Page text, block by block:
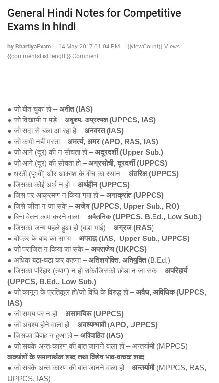
General Hindi Notes for Competitive
Exams in hindi
by BhartiyaExam - 14-May-2017 01:04 PM
{{viewCount}} Views
{{commentsList.length}} Comment
● जो बीत चुका हो –अतीत (IAS)
● जो दिखायी न पड़े –अदृश्य, अप्रत्यक्ष (UPPCS, IAS)
● जो सदा से चला आ रहा है –अनवरत (IAS)
● जो कभी नहीं मरता –अमर्त्य, अमर (APO, RAS, IAS)
● जो आगे (दूर) की न सोचता हो –अदूरदर्शी (Upper Sub.)
● जो आगे (दूर) की सोंचता हो –अग्रसोची, दूरदर्शी (UPPCS)
● धरती (पृथ्वी) और आकाश के बीच का स्थान –अंतरिक्ष (UPPCS)
● जिसका कोई अर्थ न हो –अर्थहीन (UPPCS)
● जिस पर आक्रमण न किया गया हो –अनाक्रांत (UPPCS)
● जिसे जीता न जा सके –अजेय (UPPCS, Upper Sub., RO)
● बिना वेतन काम करने वाला –अवैतनिक (UPPCS, B.Ed., Low Sub.)
● जिसका जन्म पहले हुआ हो (बड़ा भाई) –अग्रज (RAS)
● दोपहर के बाद का समय –अपराह्न (IAS, Upper Sub., UPPCS)
● जो पराजित न किया जा सके –अपराजेय (UKPCS)
● अधिक बढ़ा-चढ़ा कर कहना –अतिशयोक्ति, अतियुक्ति(B.Ed.)
● जिसका परिहार (त्याग) न हो सके/जिसको छोड़ा न जा सके –अपरिहार्य
(UPPCS, B.Ed., Low Sub.)
● जो कानून के प्रतिकूल हो/जो विधि के विरुद्ध हो –अवैध, अविधिक (UPPCS,
IAS)
● जो समय पर न हो –असामयिक (UPPCS)
● जो अवश्य होने वाला हो –अवश्यम्भावी (APO, UPPCS)
● जिसका विवाह न हुआ हो –अविवाहित (IAS)
● जो सबके अन्तःकारण की बात जानने वाला हो – अन्तर्यामी (MPPCS)
वाक्यांशों के समानार्थक शब्द तथा विशेष भाव-वाचक शब्द
● जो सबके अन्तःकारण की बात जानने वाला हो –अन्तर्यामी(MPPCS, RAS,
UPPCS, IAS)